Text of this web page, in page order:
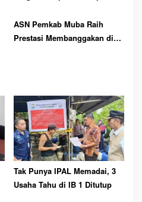
Mundur
ASN Pemkab Muba Raih
Prestasi Membanggakan di
Tak Punya IPAL Memadai, 3
Usaha Tahu di IB 1 Ditutup